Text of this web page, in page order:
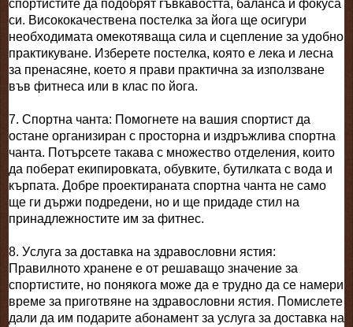
спортистите да подобрят гъвкавостта, баланса и фокуса
си. Висококачествена постелка за йога ще осигури
необходимата омекотяваща сила и сцепление за удобно
практикуване. Изберете постелка, която е лека и лесна
за пренасяне, което я прави практична за използване
във фитнеса или в клас по йога.
7. Спортна чанта: Помогнете на вашия спортист да
остане организиран с просторна и издръжлива спортна
чанта. Потърсете такава с множество отделения, които
да поберат екипировката, обувките, бутилката с вода и
кърпата. Добре проектираната спортна чанта не само
ще ги държи подредени, но и ще придаде стил на
принадлежностите им за фитнес.
8. Услуга за доставка на здравословни ястия:
Правилното хранене е от решаващо значение за
спортистите, но понякога може да е трудно да се намери
време за приготвяне на здравословни ястия. Помислете
дали да им подарите абонамент за услуга за доставка на